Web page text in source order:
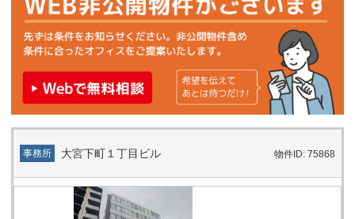
事務所 大宮下町１丁目ビル 物件ID: 75868